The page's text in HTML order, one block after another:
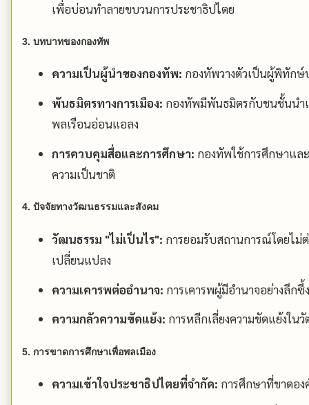
เพื่อบ่อนทำลายขบวนการประชาธิปไตย
3. บทบาทของกองทัพ
ความเป็นผู้นำของกองทัพ: กองทัพวางตัวเป็นผู้พิทักษ์
พันธมิตรทางการเมือง: กองทัพมีพันธมิตรกับชนชั้นนำ
พลเรือนอ่อนแอลง
การควบคุมสื่อและการศึกษา: กองทัพใช้การศึกษาแล
ความเป็นชาติ
4. ปัจจัยทางวัฒนธรรมและสังคม
วัฒนธรรม "ไม่เป็นไร": การยอมรับสถานการณ์โดยไม่
เปลี่ยนแปลง
ความเคารพต่ออำนาจ: การเคารพผู้มีอำนาจอย่างลึก
ความกลัวความขัดแย้ง: การหลีกเลี่ยงความขัดแย้งใน
5. การขาดการศึกษาเพื่อพลเมือง
ความเข้าใจประชาธิปไตยที่จำกัด: การศึกษาที่ขาดอ